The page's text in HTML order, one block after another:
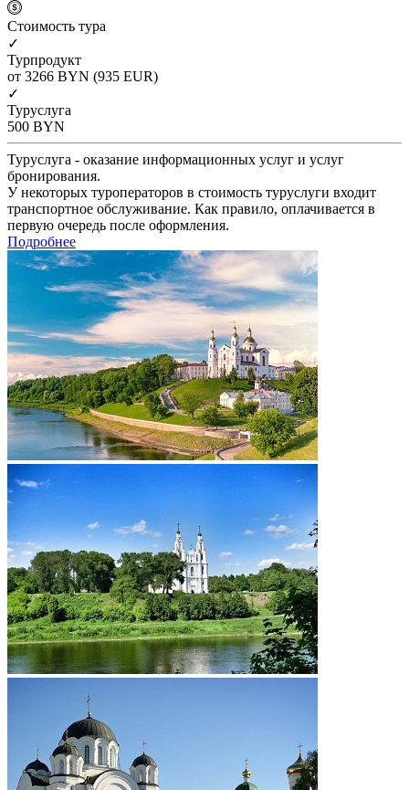
Cтоимость тура
✓
Турпродукт
от 3266 BYN (935 EUR)
✓
Туруслуга
500 BYN
Туруслуга - оказание информационных услуг и услуг
бронирования.
У некоторых туроператоров в стоимость туруслуги входит
транспортное обслуживание. Как правило, оплачивается в
первую очередь после оформления.
Подробнее